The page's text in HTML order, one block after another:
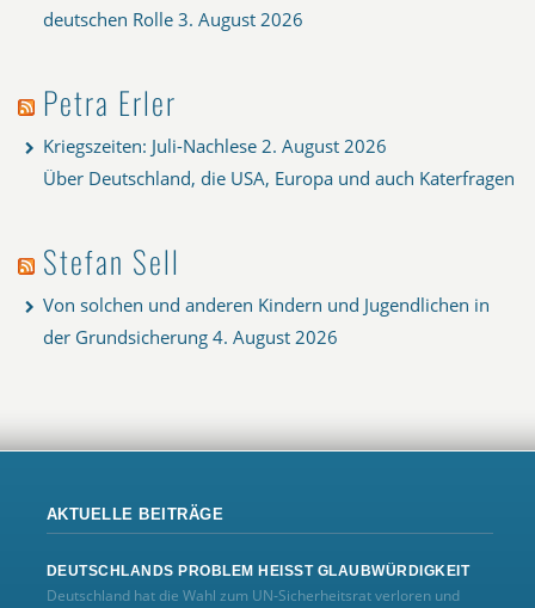
deutschen Rolle 3. August 2026
Petra Erler
Kriegszeiten: Juli-Nachlese 2. August 2026
Über Deutschland, die USA, Europa und auch Katerfragen
Stefan Sell
Von solchen und anderen Kindern und Jugendlichen in
der Grundsicherung 4. August 2026
AKTUELLE BEITRÄGE
DEUTSCHLANDS PROBLEM HEISST GLAUBWÜRDIGKEIT
Deutschland hat die Wahl zum UN‑Sicherheitsrat verloren und